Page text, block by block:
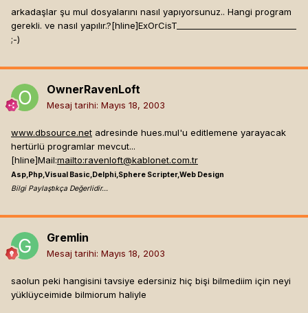
arkadaşlar şu mul dosyalarını nasıl yapıyorsunuz.. Hangi program
gerekli. ve nasıl yapılır.?[hline]ExOrCisT_____________________________
;-)
OwnerRavenLoft
Mesaj tarihi: Mayıs 18, 2003
www.dbsource.net adresinde hues.mul'u editlemene yarayacak
hertürlü programlar mevcut...
[hline]Mail:mailto:ravenloft@kablonet.com.tr
Asp,Php,Visual Basic,Delphi,Sphere Scripter,Web Design
Bilgi Paylaştıkça Değerlidir...
Gremlin
Mesaj tarihi: Mayıs 18, 2003
saolun peki hangisini tavsiye edersiniz hiç bişi bilmediim için neyi
yüklüyceimide bilmiorum haliyle